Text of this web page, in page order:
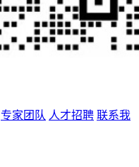
专家团队 人才招聘 联系我